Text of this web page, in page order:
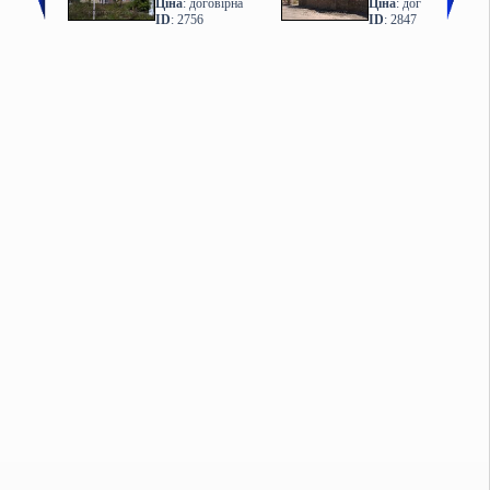
Ціна: договірна
ID: 2756
Ціна: договірна
ID: 2847